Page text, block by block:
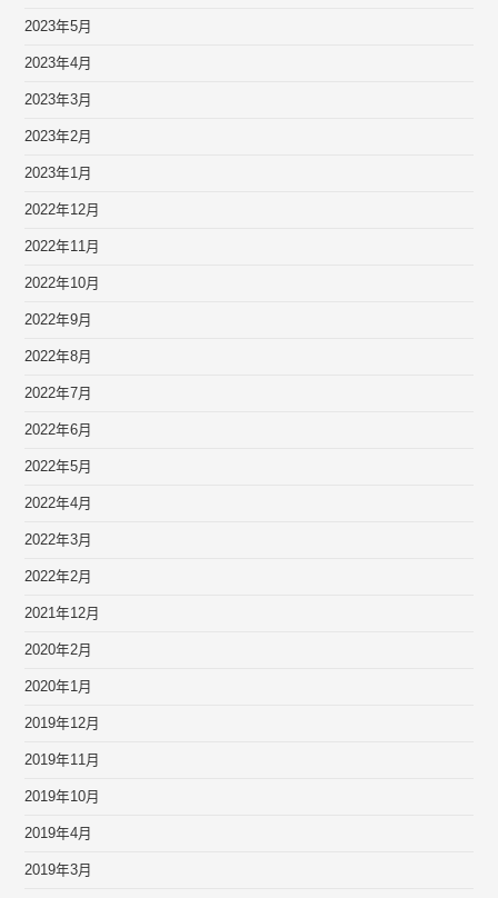
2023年5月
2023年4月
2023年3月
2023年2月
2023年1月
2022年12月
2022年11月
2022年10月
2022年9月
2022年8月
2022年7月
2022年6月
2022年5月
2022年4月
2022年3月
2022年2月
2021年12月
2020年2月
2020年1月
2019年12月
2019年11月
2019年10月
2019年4月
2019年3月